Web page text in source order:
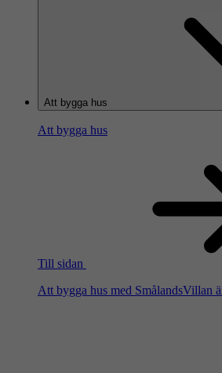
Att bygga hus
Att bygga hus
Till sidan
Att bygga hus med SmålandsVillan